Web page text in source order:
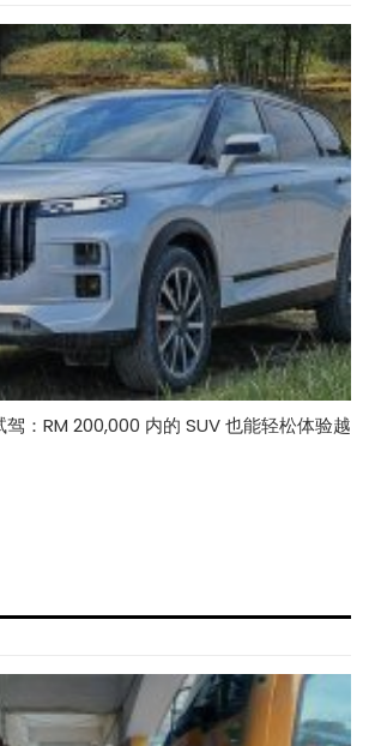
：RM 200,000 内的 SUV 也能轻松体验越